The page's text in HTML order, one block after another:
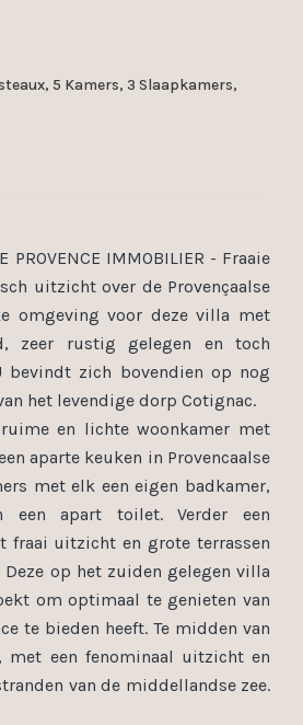
5 Kamers, 3 Slaapkamers,
PROVENCE IMMOBILIER - Fraaie
uitzicht over de Provençaalse
omgeving voor deze villa met
zeer rustig gelegen en toch
zich bovendien op nog
het levendige dorp Cotignac.
en lichte woonkamer met
aparte keuken in Provencaalse
met elk een eigen badkamer,
een apart toilet. Verder een
fraai uitzicht en grote terrassen
op het zuiden gelegen villa
om optimaal te genieten van
te bieden heeft. Te midden van
met een fenominaal uitzicht en
van de middellandse zee.